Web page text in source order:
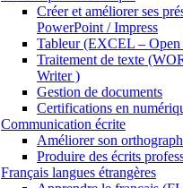
Créer et améliorer ses
PowerPoint / Impress
Tableur (EXCEL –
Traitement de texte
Writer )
Gestion de documents
Certifications en
Communication écrite
Améliorer son
Produire des écrits
Français langues étrangères